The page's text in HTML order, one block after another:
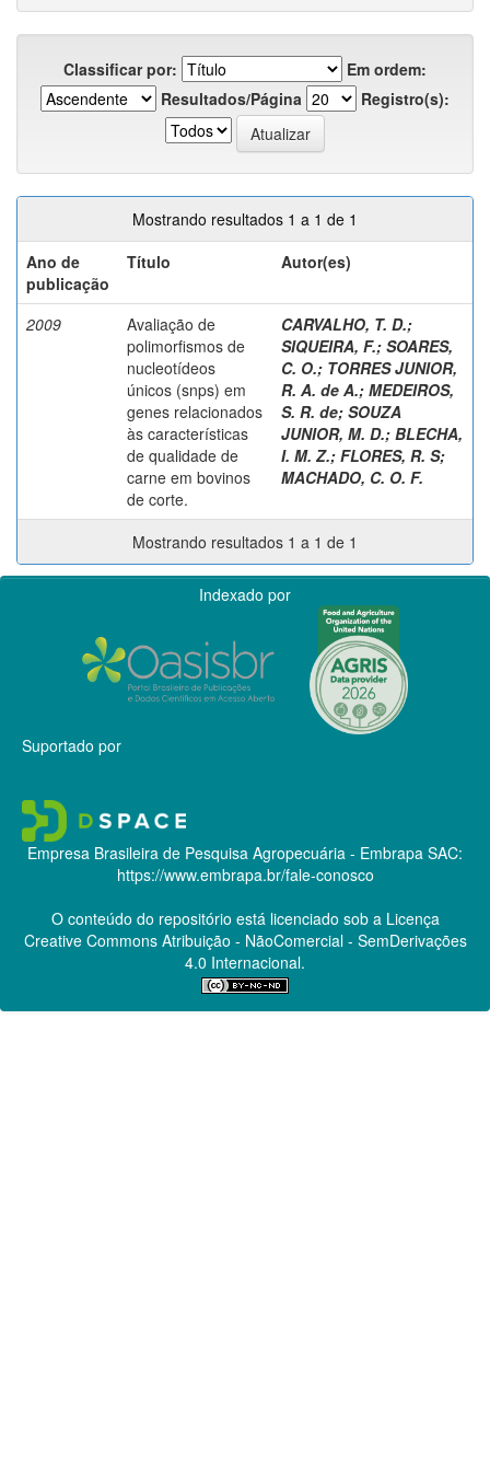
Classificar por:
Em ordem:
Resultados/Página
Registro(s):
Mostrando resultados 1 a 1 de 1
Ano de
publicação
Título Autor(es)
2009
Avaliação de
polimorfismos de
nucleotídeos
únicos (snps) em
genes relacionados
às características
de qualidade de
carne em bovinos
de corte.
CARVALHO, T. D.;
SIQUEIRA, F.; SOARES,
C. O.; TORRES JUNIOR,
R. A. de A.; MEDEIROS,
S. R. de; SOUZA
JUNIOR, M. D.; BLECHA,
I. M. Z.; FLORES, R. S;
MACHADO, C. O. F.
Mostrando resultados 1 a 1 de 1
Indexado por
Suportado por
Empresa Brasileira de Pesquisa Agropecuária - Embrapa SAC:
https://www.embrapa.br/fale-conosco
O conteúdo do repositório está licenciado sob a Licença
Creative CommonsAtribuição - NãoComercial - SemDerivações
4.0 Internacional.